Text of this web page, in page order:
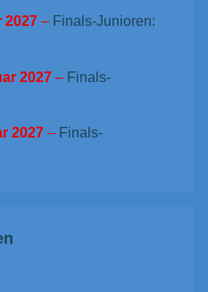
2027 – Finals-Junioren:
2027 – Finals-
2027 – Finals-